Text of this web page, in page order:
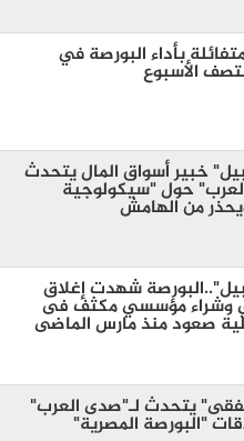
بأداء البورصة في
الأسبوع
خبير أسواق المال يتحدث
حول "سيكولوجية
من الهامش
شهدت إغلاق
وشراء مؤسسي مكثف فى
صعود منذ مارس الماضى
يتحدث لـ"صدى العرب"
"البورصة المصرية"